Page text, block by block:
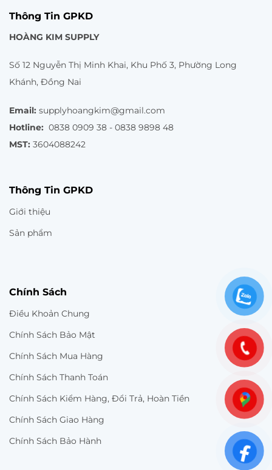
Thông Tin GPKD
HOÀNG KIM SUPPLY
Số 12 Nguyễn Thị Minh Khai, Khu Phố 3, Phường Long
Khánh, Đồng Nai
Email: supplyhoangkim@gmail.com
Hotline: 0838 0909 38 - 0838 9898 48
MST: 3604088242
Thông Tin GPKD
Giới thiệu
Sản phẩm
Chính Sách
Điều Khoản Chung
Chính Sách Bảo Mật
Chính Sách Mua Hàng
Chính Sách Thanh Toán
Chính Sách Kiểm Hàng, Đổi Trả, Hoàn Tiền
Chính Sách Giao Hàng
Chính Sách Bảo Hành